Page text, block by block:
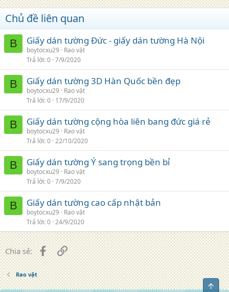
Chủ đề liên quan
B Giấy dán tường Đức - giấy dán tường Hà Nội
boytocxu29
Rao vặt
Trả lời 0 7/9/2020
B Giấy dán tường 3D Hàn Quốc bền đẹp
boytocxu29
Rao vặt
Trả lời 0 17/9/2020
B Giấy dán tường cộng hòa liên bang đức giá rẻ
boytocxu29
Rao vặt
Trả lời 0 22/10/2020
B Giấy dán tường Ý sang trọng bền bỉ
boytocxu29
Rao vặt
Trả lời 0 7/9/2020
B Giấy dán tường cao cấp nhật bản
boytocxu29
Rao vặt
Trả lời 0 24/9/2020
Chia sẻ: FacebookLiên kết
Rao vặt
Top